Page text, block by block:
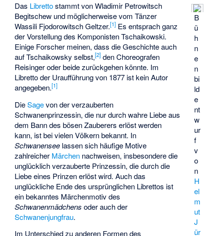
B
ü
h
n
e
n
bi
ld
e
nt
w
ur
f
v
o
n
H
el
m
ut
J
ür
Das Librettostammt vonWladimir Petrowitsch
Begitschew und möglicherweise vom Tänzer
Wassili Fjodorowitsch Geltzer.[1] Es entsprach ganz
der Vorstellung des Komponisten Tschaikowski.
Einige Forscher meinen, dass die Geschichte auch
auf Tschaikowsky selbst,[2] den Choreografen
Reisinger oder beide zurückgehen könnte. Im
Libretto der Uraufführung von 1877 ist kein Autor
angegeben.[1]
DieSagevon der verzauberten
Schwanenprinzessin, die nur durch wahre Liebe aus
dem Bann des bösen Zauberers erlöst werden
kann, ist bei vielen Völkern bekannt. In
Schwanensee lassen sich häufige Motive
zahlreicher Märchen nachweisen, insbesondere die
unglücklich verzauberte Prinzessin, die durch die
Liebe eines Prinzen erlöst wird. Auch das
unglückliche Ende des ursprünglichen Librettos ist
ein bekanntes Märchenmotiv des
Schwanenmädchens oder auch der
Schwanenjungfrau.
Im Unterschied zu anderen Formen des